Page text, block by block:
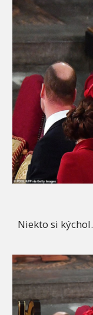
Niekto si